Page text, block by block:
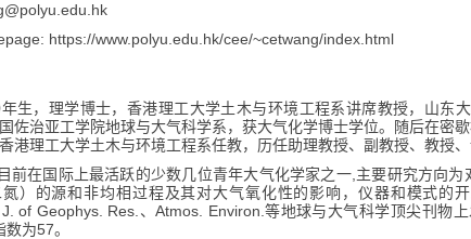
https://www.polyu.edu.hk/cee/~cetwang/index.html
年生，理学博士，香港理工大学土木与环境工程系讲席教授，山东
佐治亚工学院地球与大气科学系，获大气化学博士学位。随后在密
港理工大学土木与环境工程系任教，历任助理教授、副教授、教授、
前在国际上最活跃的少数几位青年大气化学家之一, 主要研究方向为
氮）的源和非均相过程及其对大气氧化性的影响，仪器和模式的
J. of Geophys. Res. 、Atmos. Environ. 等地球与大气科学顶尖刊物
数为57。